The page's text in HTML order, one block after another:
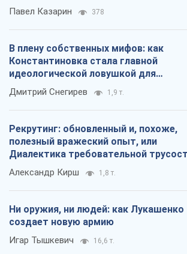
Павел Казарин 378
В плену собственных мифов: как
Константиновка стала главной
идеологической ловушкой для
российских оккупантов
Дмитрий Снегирев 1,9 т.
Рекрутинг: обновленный и, похоже,
полезный вражеский опыт, или
Диалектика требовательной
Александр Кирш 1,8 т.
Ни оружия, ни людей: как Лукашенко
создает новую армию
Игар Тышкевич 16,6 т.